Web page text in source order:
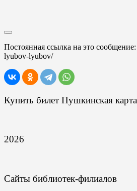
Постоянная ссылка на это сообщение:
lyubov-lyubov/
Купить билет Пушкинская карта
2026
Сайты библиотек-филиалов